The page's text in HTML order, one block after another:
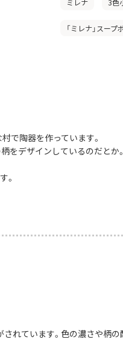
ミレナ 3色
「ミレナ」スープ
で陶器を作っています。
をデザインしているのだとか。
。
れています。色の濃さや柄